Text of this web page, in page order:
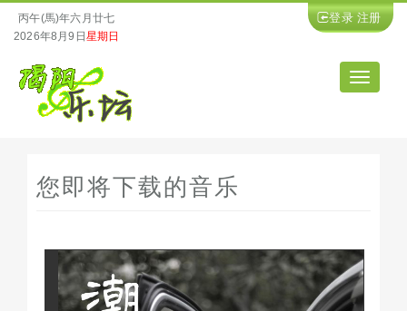
丙午(馬)年六月廿七
2026年8月9日星期日
登录 注册
导
航
您即将下载的音乐